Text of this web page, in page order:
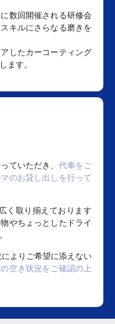
数回開催される研修会
キルにさらなる磨きを
したカーコーティング
ます。
ていただき、 代車をご
のお貸し出しを行って
く取り揃えております
やちょっとしたドライ
よりご希望に添えない
空き状況をご確認の上